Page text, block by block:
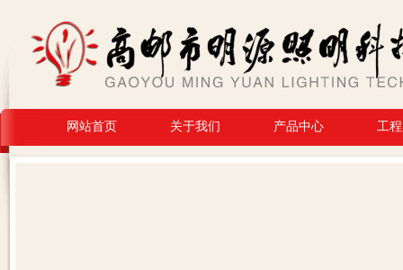
网站首页 关于我们 产品中心 工